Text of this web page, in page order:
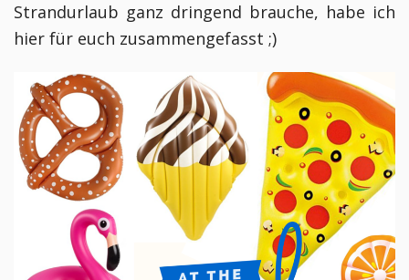
Strandurlaub ganz dringend brauche, habe ich
hier für euch zusammengefasst ;)